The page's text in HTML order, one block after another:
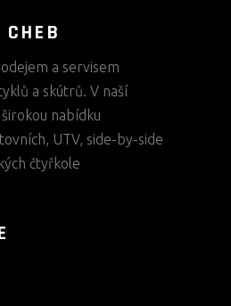
a servisem
a skútrů. V naší
nabídku
UTV, side-by-side
čtyřkole